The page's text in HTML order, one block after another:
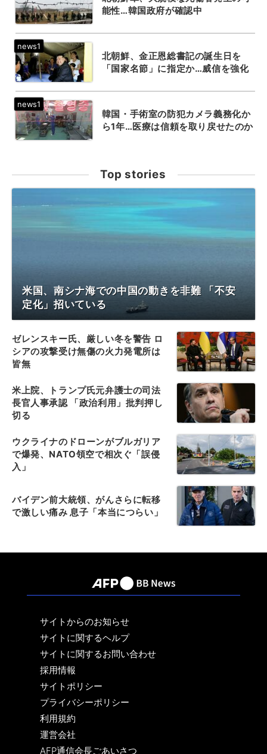
能性…韓国政府が確認中
北朝鮮、金正恩総書記の誕生日を
「国家名節」に指定か…威信を強化
韓国・手術室の防犯カメラ義務化か
ら1年…医療は信頼を取り戻せたのか
Top stories
米国、南シナ海での中国の動きを非難 「不安
定化」招いている
ゼレンスキー氏、厳しい冬を警告 ロ
シアの攻撃受け無傷の火力発電所は
皆無
米上院、トランプ氏元弁護士の司法
長官人事承認 「政治利用」批判押し
切る
ウクライナのドローンがブルガリア
で爆発、NATO領空で相次ぐ「誤侵
入」
バイデン前大統領、がんさらに転移
で激しい痛み 息子「本当につらい」
サイトからのお知らせ
サイトに関するヘルプ
サイトに関するお問い合わせ
採用情報
サイトポリシー
プライバシーポリシー
利用規約
運営会社
AFP通信会長ごあいさつ